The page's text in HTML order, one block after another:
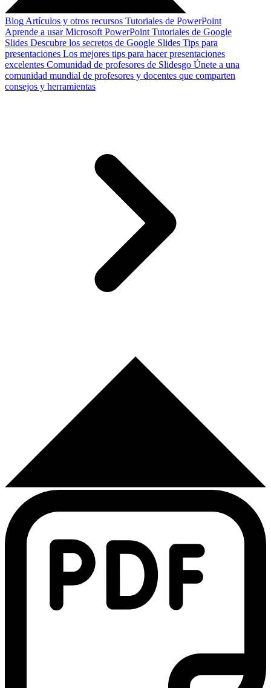
Blog Artículos y otros recursos Tutoriales de PowerPoint
Aprende a usar Microsoft PowerPoint Tutoriales de Google
Slides Descubre los secretos de Google Slides Tips para
presentaciones Los mejores tips para hacer presentaciones
excelentes Comunidad de profesores de Slidesgo Únete a una
comunidad mundial de profesores y docentes que comparten
consejos y herramientas